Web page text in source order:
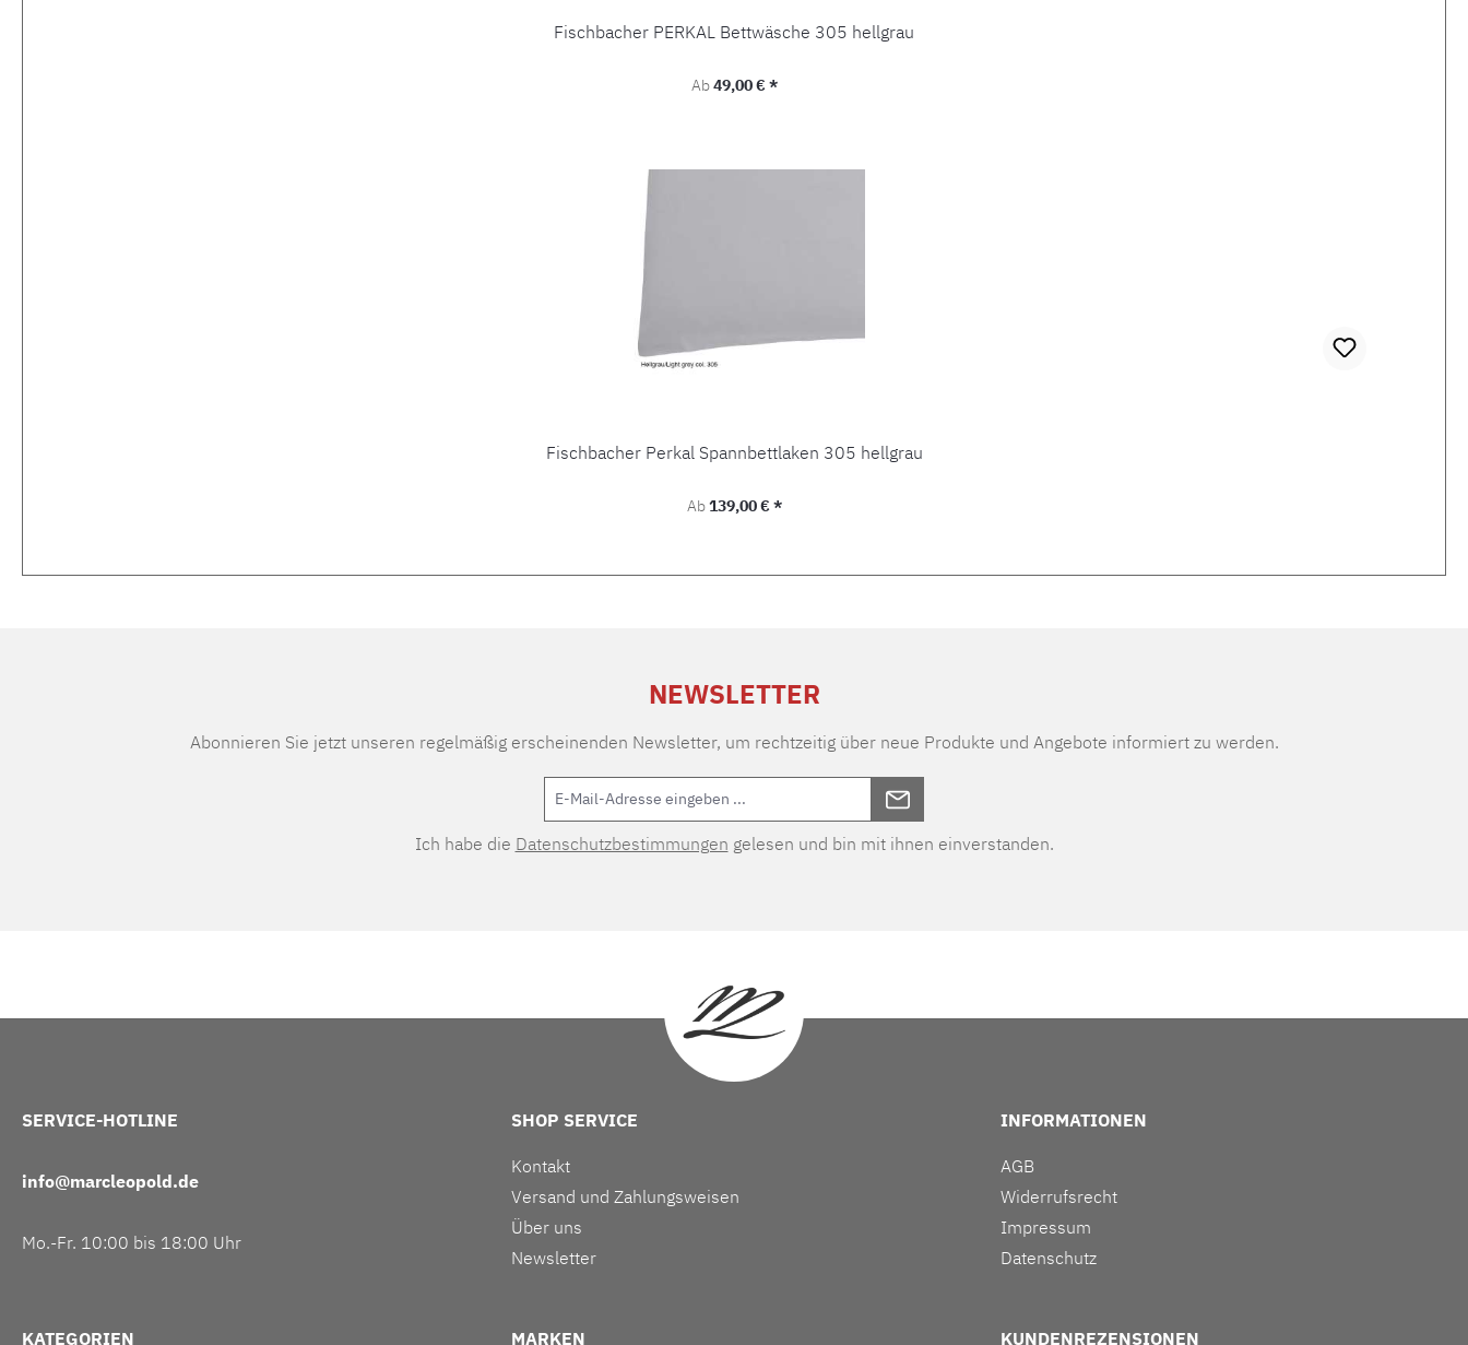
Fischbacher PERKAL Bettwäsche 305 hellgrau
Regulärer Preis:
Ab49,00 € *
Fischbacher Perkal Spannbettlaken 305 hellgrau
Regulärer Preis:
Ab139,00 € *
NEWSLETTER
Abonnieren Sie jetzt unseren regelmäßig erscheinenden Newsletter, um rechtzeitig über neue Produkte und Angebote informiert zu werden.
Ich habe die Datenschutzbestimmungen gelesen und bin mit ihnen einverstanden.
SERVICE-HOTLINE
info@marcleopold.de
Mo.-Fr. 10:00 bis 18:00 Uhr
SHOP SERVICE
Kontakt
Versand und Zahlungsweisen
Über uns
Newsletter
INFORMATIONEN
AGB
Widerrufsrecht
Impressum
Datenschutz
KATEGORIEN MARKEN KUNDENREZENSIONEN